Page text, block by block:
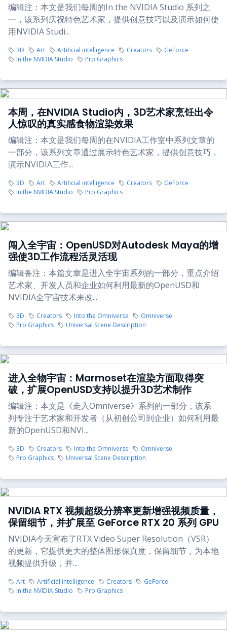
编辑注：本文是我们每周的In the NVIDIA Studio 系列之
一，该系列庆祝特色艺术家，提供创意技巧以及演示如何使
用NVIDIA Studi...
3D Art Artificial intelligence Creators
GeForce
In the NVIDIA Studio
Pro Graphics
本周，在NVIDIA Studio内，3D艺术家烹饪出令
人惊叹的真实感食物渲染效果
编辑注：本文是我们每周的在NVIDIA工作室中系列文章的
一部分，该系列文章通过展示特色艺术家，提供创意技巧，
演示NVIDIA工作...
3D Art Artificial intelligence Creators
GeForce
In the NVIDIA Studio
Pro Graphics
闯入全宇宙：OpenUSD对Autodesk Maya的增
强使3D工作流程活灵活现
编辑备注：本篇文章是进入全宇宙系列的一部分，重点介绍
艺术家、开发人员和企业如何利用最新的OpenUSD和
NVIDIA全宇宙技术来改...
3D Creators Into the Omniverse
Omniverse
Pro Graphics
Universal Scene Description
进入全物宇宙：Marmoset在渲染方面取得突
破，扩展OpenUSD支持以提升3D艺术制作
编辑注：本文是《走入Omniverse》系列的一部分，该系
列专注于艺术家和开发者（从初创公司到企业）如何利用最
新的OpenUSD和NVI...
3D Creators Into the Omniverse
Omniverse
Pro Graphics
Universal Scene Description
NVIDIA RTX 视频超级分辨率更新增强视频质量，
保留细节，并扩展至 GeForce RTX 20 系列 GPU
NVIDIA今天宣布了RTX Video Super Resolution（VSR）
的更新，它提供更大的整体图形保真度，保留细节，为本地
视频提供升级，并...
Art Artificial intelligence Creators
GeForce
In the NVIDIA Studio
Pro Graphics